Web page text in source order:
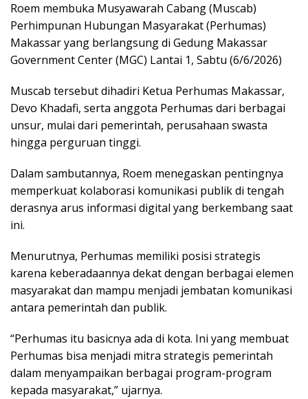
Roem membuka Musyawarah Cabang (Muscab)
Perhimpunan Hubungan Masyarakat (Perhumas)
Makassar yang berlangsung di Gedung Makassar
Government Center (MGC) Lantai 1, Sabtu (6/6/2026)
Muscab tersebut dihadiri Ketua Perhumas Makassar,
Devo Khadafi, serta anggota Perhumas dari berbagai
unsur, mulai dari pemerintah, perusahaan swasta
hingga perguruan tinggi.
Dalam sambutannya, Roem menegaskan pentingnya
memperkuat kolaborasi komunikasi publik di tengah
derasnya arus informasi digital yang berkembang saat
ini.
Menurutnya, Perhumas memiliki posisi strategis
karena keberadaannya dekat dengan berbagai elemen
masyarakat dan mampu menjadi jembatan komunikasi
antara pemerintah dan publik.
“Perhumas itu basicnya ada di kota. Ini yang membuat
Perhumas bisa menjadi mitra strategis pemerintah
dalam menyampaikan berbagai program-program
kepada masyarakat,” ujarnya.